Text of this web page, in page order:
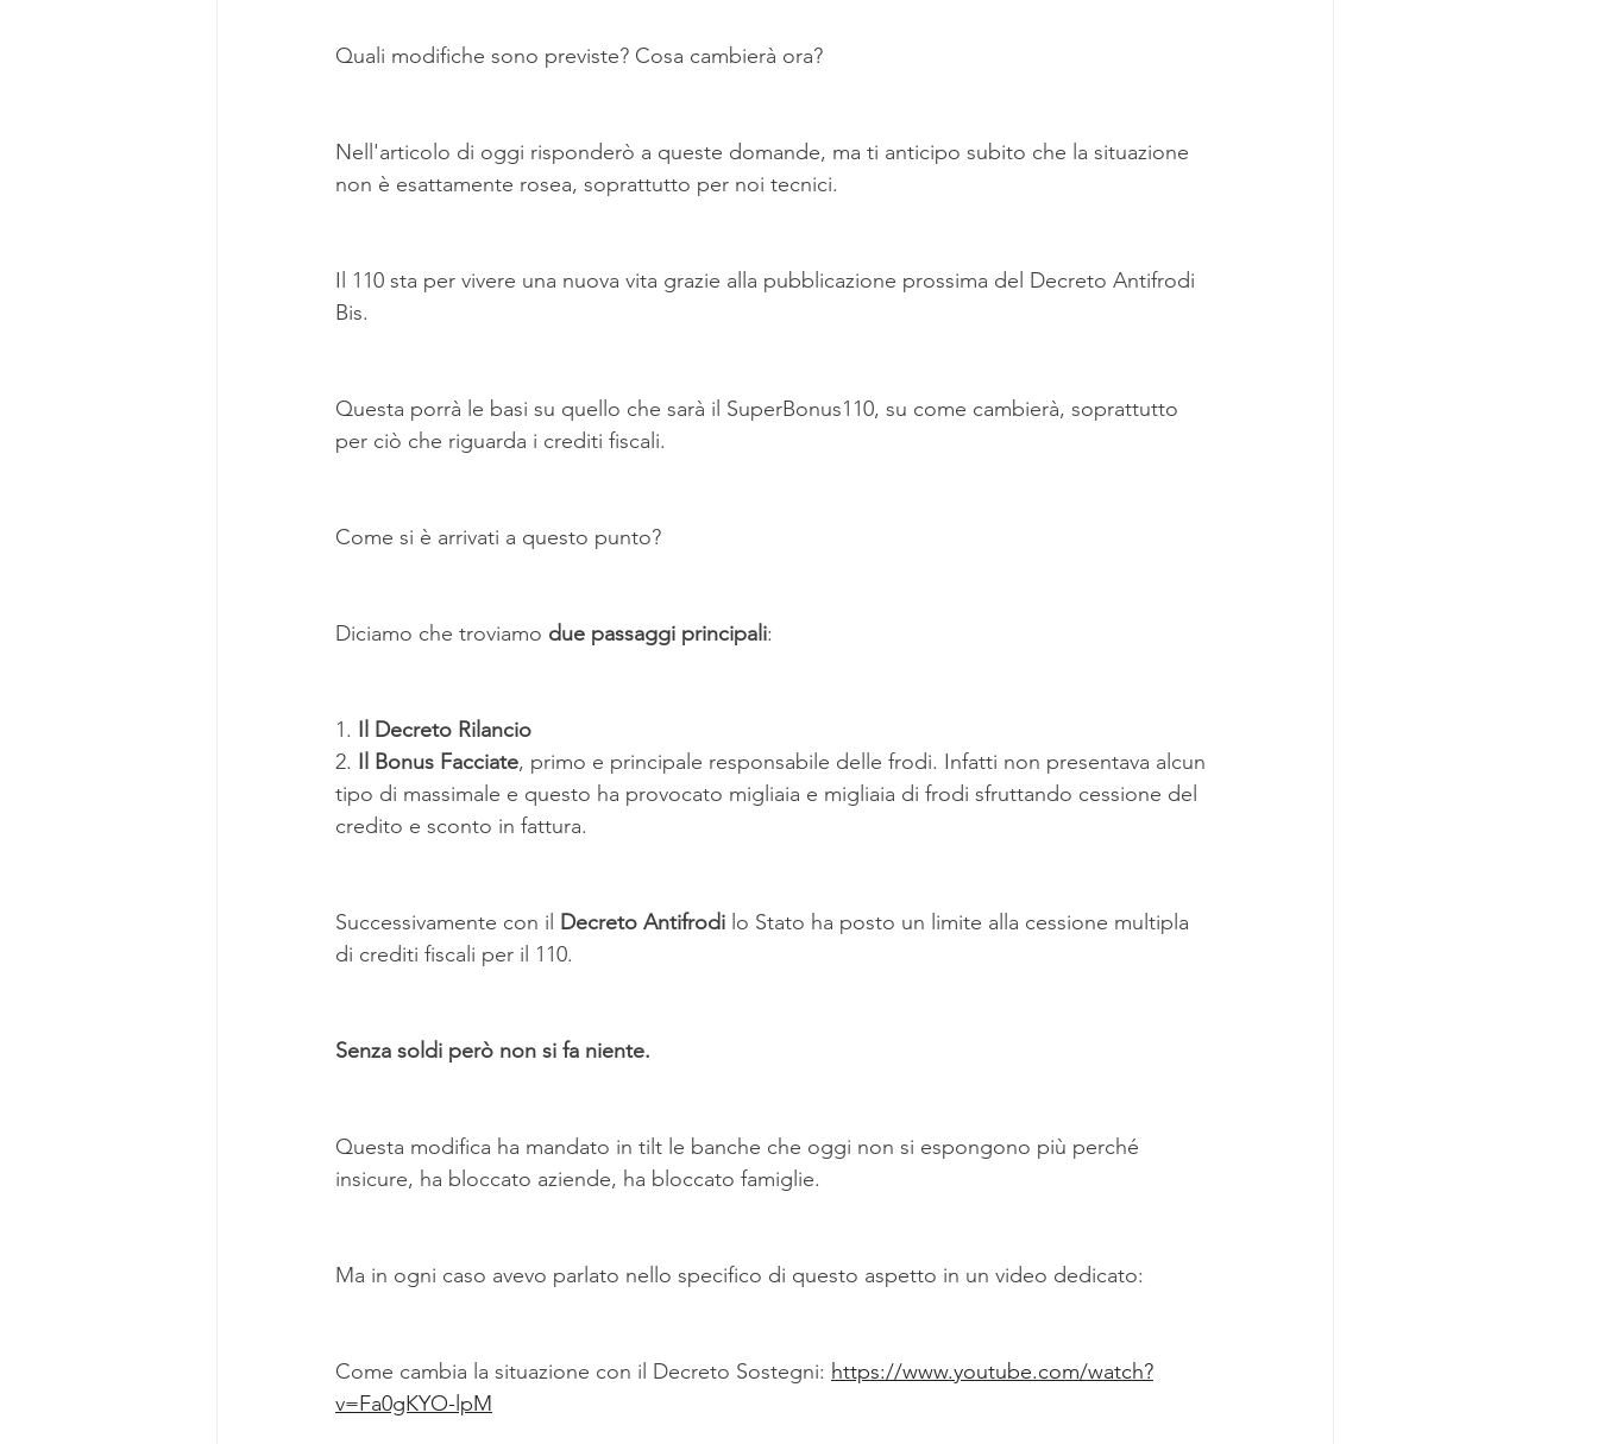
Quali modifiche sono previste? Cosa cambierà ora?
Nell'articolo di oggi risponderò a queste domande, ma ti anticipo subito che la situazione
non è esattamente rosea, soprattutto per noi tecnici.
Il 110 sta per vivere una nuova vita grazie alla pubblicazione prossima del Decreto Antifrodi
Bis.
Questa porrà le basi su quello che sarà il SuperBonus110, su come cambierà, soprattutto
per ciò che riguarda i crediti fiscali.
Come si è arrivati a questo punto?
Diciamo che troviamo due passaggi principali:
1. Il Decreto Rilancio
2. Il Bonus Facciate, primo e principale responsabile delle frodi. Infatti non presentava alcun
tipo di massimale e questo ha provocato migliaia e migliaia di frodi sfruttando cessione del
credito e sconto in fattura.
Successivamente con il Decreto Antifrodi lo Stato ha posto un limite alla cessione multipla
di crediti fiscali per il 110.
Senza soldi però non si fa niente.
Questa modifica ha mandato in tilt le banche che oggi non si espongono più perché
insicure, ha bloccato aziende, ha bloccato famiglie.
Ma in ogni caso avevo parlato nello specifico di questo aspetto in un video dedicato:
Come cambia la situazione con il Decreto Sostegni: https://www.youtube.com/watch?
v=Fa0gKYO-lpM